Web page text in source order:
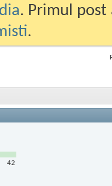
. Primul
.
42